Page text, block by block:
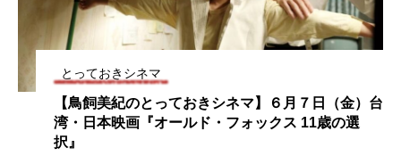
SPOTTED PRODUCTIONS/TWIN
SUNSUNキッズ
This is SUEKI We Live In Time WICKED
youtube
とっておきシネマ
【鳥飼美紀のとっておきシネマ】６月７日（金）台
湾・日本映画『オールド・フォックス 11歳の選
択』